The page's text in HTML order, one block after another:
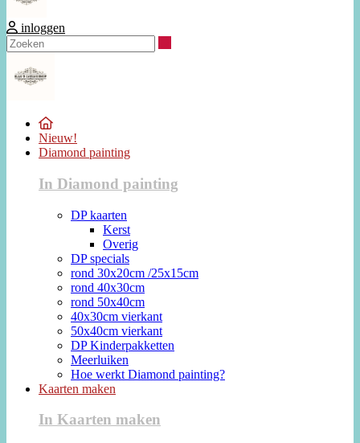
inloggen
Nieuw!
Diamond painting
In Diamond painting
DP kaarten
Kerst
Overig
DP specials
rond 30x20cm /25x15cm
rond 40x30cm
rond 50x40cm
40x30cm vierkant
50x40cm vierkant
DP Kinderpakketten
Meerluiken
Hoe werkt Diamond painting?
Kaarten maken
In Kaarten maken